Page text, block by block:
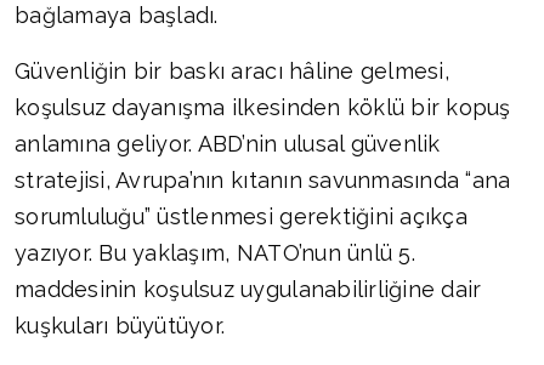
bağlamaya başladı.
Güvenliğin bir baskı aracı hâline gelmesi,
koşulsuz dayanışma ilkesinden köklü bir kopuş
anlamına geliyor. ABD’nin ulusal güvenlik
stratejisi, Avrupa’nın kıtanın savunmasında “ana
sorumluluğu” üstlenmesi gerektiğini açıkça
yazıyor. Bu yaklaşım, NATO’nun ünlü 5.
maddesinin koşulsuz uygulanabilirliğine dair
kuşkuları büyütüyor.